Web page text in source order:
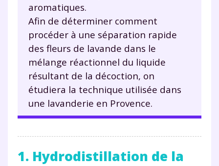
aromatiques.
Afin de déterminer comment
procéder à une séparation rapide
des fleurs de lavande dans le
mélange réactionnel du liquide
résultant de la décoction, on
étudiera la technique utilisée dans
une lavanderie en Provence.
1. Hydrodistillation de la